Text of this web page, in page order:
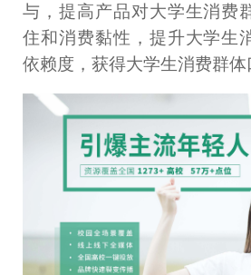
与，提高产品对大学生消费
住和消费黏性，提升大学生
依赖度，获得大学生消费群体